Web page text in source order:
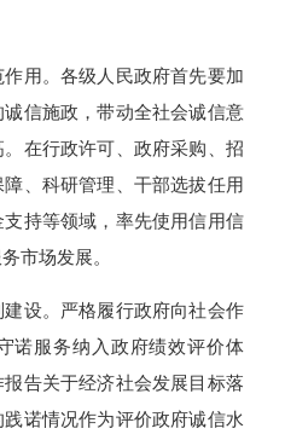
用。各级人民政府首先要加
信施政，带动全社会诚信意
在行政许可、政府采购、招
、科研管理、干部选拔任用
持等领域，率先使用信用信
务市场发展。
设。严格履行政府向社会作
诺服务纳入政府绩效评价体
告关于经济社会发展目标落
诺情况作为评价政府诚信水